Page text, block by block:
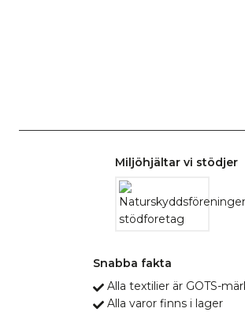
Miljöhjältar vi stödjer
Snabba fakta
Alla textilier är GOTS-
Alla varor finns i lager